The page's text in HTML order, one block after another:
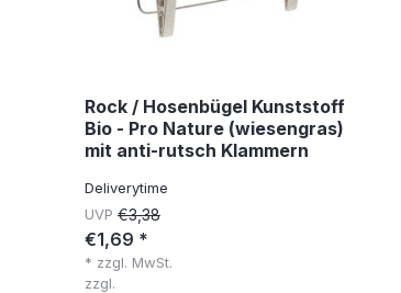
Rock / Hosenbügel Kunststoff
Bio - Pro Nature (wiesengras)
mit anti-rutsch Klammern
Deliverytime
UVP €3,38
€1,69 *
* zzgl. MwSt.
zzgl.